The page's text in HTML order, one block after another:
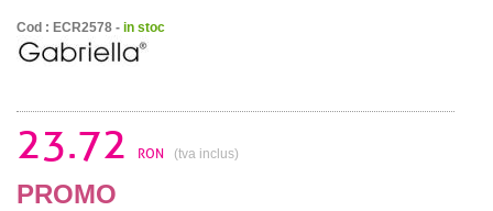
Cod : ECR2578 - in stoc
23.72 RON (tva inclus)
PROMO